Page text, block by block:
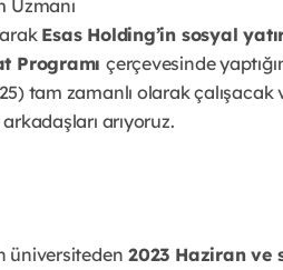
Uzmanı
Esas Holding’in sosyal
Programıçerçevesinde
tam zamanlı olarak
arıyoruz.
üniversiteden 2023 Haziran ve